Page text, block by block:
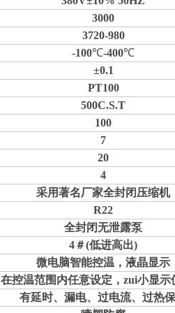
3000
3720-980
-100℃-400℃
±0.1
PT100
500C.S.T
100
7
20
4
采用著名厂家全封闭压缩机
R22
全封闭无泄露泵
4＃(低进高出)
微电脑智能控温，液晶显示
在控温范围内任意设定，zui小显
有延时、漏电、过电流、过热